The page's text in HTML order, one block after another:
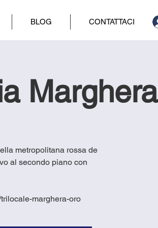
BLOG CONTATTACI
Marghera
metropolitana rossa de
al secondo piano con
marghera-oro